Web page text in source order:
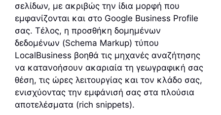
σελίδων, με ακριβώς την ίδια μορφή που
εμφανίζονται και στο Google Business Profile
σας. Τέλος, η προσθήκη δομημένων
δεδομένων (Schema Markup) τύπου
LocalBusiness βοηθά τις μηχανές αναζήτησης
να κατανοήσουν ακαριαία τη γεωγραφική σας
θέση, τις ώρες λειτουργίας και τον κλάδο σας,
ενισχύοντας την εμφάνισή σας στα πλούσια
αποτελέσματα (rich snippets).